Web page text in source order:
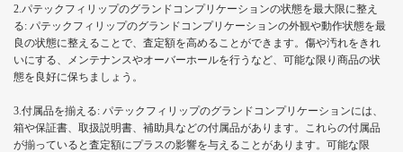
2.パテックフィリップのグランドコンプリケーションの状態を最大限に整え
る: パテックフィリップのグランドコンプリケーションの外観や動作状態を最
良の状態に整えることで、査定額を高めることができます。傷や汚れをきれ
いにする、メンテナンスやオーバーホールを行うなど、可能な限り商品の状
態を良好に保ちましょう。
3.付属品を揃える: パテックフィリップのグランドコンプリケーションには、
箱や保証書、取扱説明書、補助具などの付属品があります。これらの付属品
が揃っていると査定額にプラスの影響を与えることがあります。可能な限